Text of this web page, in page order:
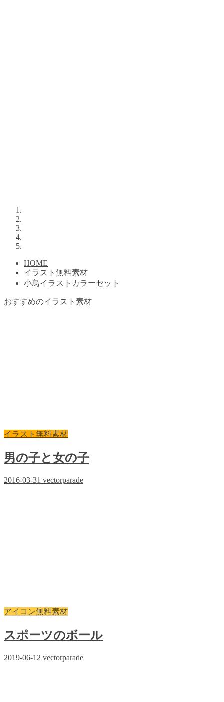
HOME
イラスト無料素材
小鳥イラストカラーセット
おすすめのイラスト素材
イラスト無料素材
男の子と女の子
2016-03-31 vectorparade
アイコン無料素材
スポーツのボール
2019-06-12 vectorparade